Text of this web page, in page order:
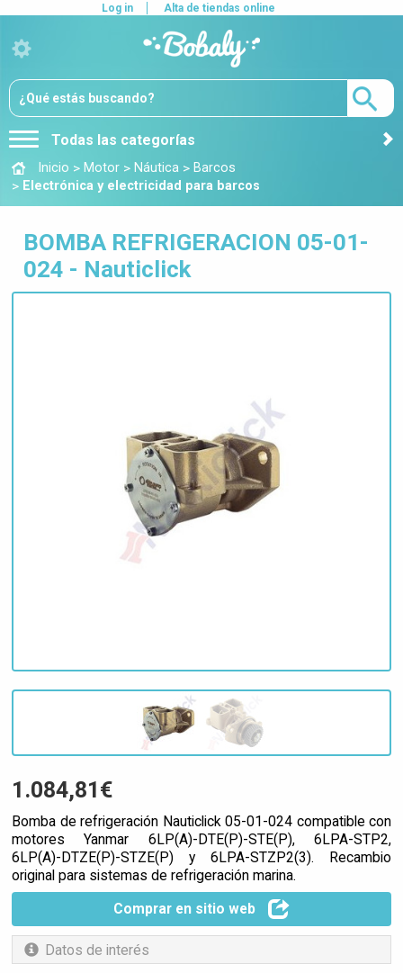
Todas las categorías
Log in Alta de tiendas online
Inicio > Motor > Náutica > Barcos
> Electrónica y electricidad para barcos
BOMBA REFRIGERACION 05-01-
024 - Nauticlick
1.084,81€
Bomba de refrigeración Nauticlick 05-01-024 compatible con
motores Yanmar 6LP(A)-DTE(P)-STE(P), 6LPA-STP2,
6LP(A)-DTZE(P)-STZE(P) y 6LPA-STZP2(3). Recambio
original para sistemas de refrigeración marina.
Comprar en sitio web
Datos de interés